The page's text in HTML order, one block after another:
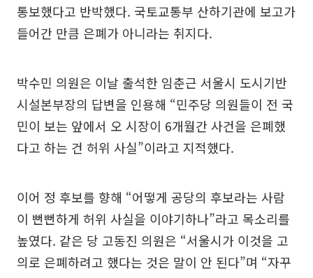
통보했다고 반박했다. 국토교통부 산하기관에 보고가
들어간 만큼 은폐가 아니라는 취지다.
박수민 의원은 이날 출석한 임춘근 서울시 도시기반
시설본부장의 답변을 인용해 “민주당 의원들이 전 국
민이 보는 앞에서 오 시장이 6개월간 사건을 은폐했
다고 하는 건 허위 사실”이라고 지적했다.
이어 정 후보를 향해 “어떻게 공당의 후보라는 사람
이 뻔뻔하게 허위 사실을 이야기하나”라고 목소리를
높였다. 같은 당 고동진 의원은 “서울시가 이것을 고
의로 은폐하려고 했다는 것은 말이 안 된다”며 “자꾸